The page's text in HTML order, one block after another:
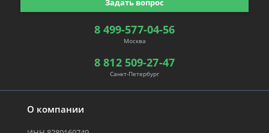
О компании
8 499-577-04-56
Москва
8 812 509-27-47
Санкт-Петербург